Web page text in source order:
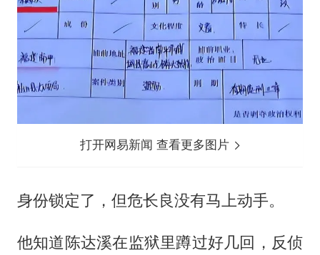
打开网易新闻 查看更多图片
身份锁定了，但危长良没有马上动手。
他知道陈达溪在监狱里蹲过好几回，反侦